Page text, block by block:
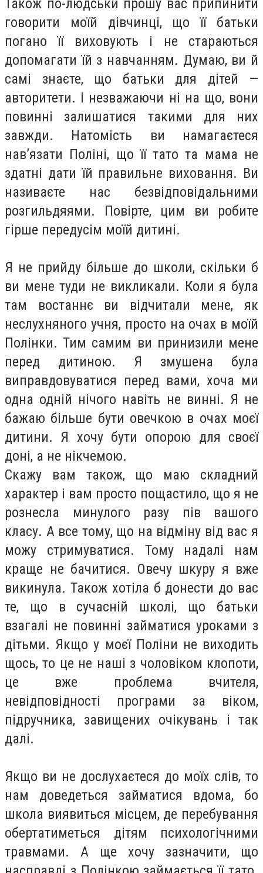
Також по-людськи прошу вас припинити
говорити моїй дівчинці, що її батьки
погано її виховують і не стараються
допомагати їй з навчанням. Думаю, ви й
самі знаєте, що батьки для дітей —
авторитети. І незважаючи ні на що, вони
повинні залишатися такими для них
завжди. Натомість ви намагаєтеся
нав’язати Поліні, що її тато та мама не
здатні дати їй правильне виховання. Ви
називаєте нас безвідповідальними
розгильдяями. Повірте, цим ви робите
гірше передусім моїй дитині.
Я не прийду більше до школи, скільки б
ви мене туди не викликали. Коли я була
там востаннє ви відчитали мене, як
неслухняного учня, просто на очах в моїй
Полінки. Тим самим ви принизили мене
перед дитиною. Я змушена була
виправдовуватися перед вами, хоча ми
одна одній нічого навіть не винні. Я не
бажаю більше бути овечкою в очах моєї
дитини. Я хочу бути опорою для своєї
доні, а не нікчемою.
Скажу вам також, що маю складний
характер і вам просто пощастило, що я не
рознесла минулого разу пів вашого
класу. А все тому, що на відміну від вас я
можу стримуватися. Тому надалі нам
краще не бачитися. Овечу шкуру я вже
викинула. Також хотіла б донести до вас
те, що в сучасній школі, що батьки
взагалі не повинні займатися уроками з
дітьми. Якщо у моєї Поліни не виходить
щось, то це не наші з чоловіком клопоти,
це вже проблема вчителя,
невідповідності програми за віком,
підручника, завищених очікувань і так
далі.
Якщо ви не дослухаєтеся до моїх слів, то
нам доведеться займатися вдома, бо
школа виявиться місцем, де перебування
обертатиметься дітям психологічними
травмами. А ще хочу зазначити, що